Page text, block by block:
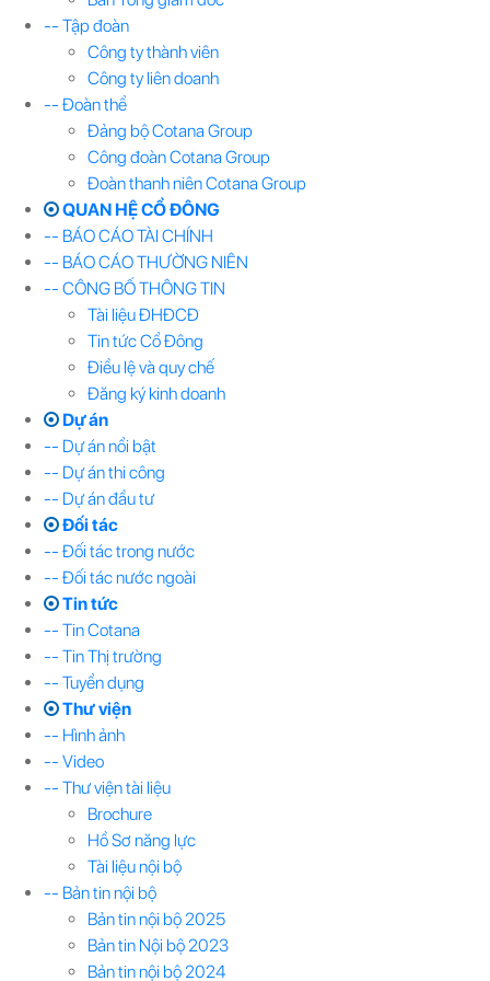
-- Tập đoàn
Công ty thành viên
Công ty liên doanh
-- Đoàn thể
Đảng bộ Cotana Group
Công đoàn Cotana Group
Đoàn thanh niên Cotana Group
QUAN HỆ CỔ ĐÔNG
-- BÁO CÁO TÀI CHÍNH
-- BÁO CÁO THƯỜNG NIÊN
-- CÔNG BỐ THÔNG TIN
Tài liệu ĐHĐCĐ
Tin tức Cổ Đông
Điều lệ và quy chế
Đăng ký kinh doanh
Dự án
-- Dự án nổi bật
-- Dự án thi công
-- Dự án đầu tư
Đối tác
-- Đối tác trong nước
-- Đối tác nước ngoài
Tin tức
-- Tin Cotana
-- Tin Thị trường
-- Tuyển dụng
Thư viện
-- Hình ảnh
-- Video
-- Thư viện tài liệu
Brochure
Hồ Sơ năng lực
Tài liệu nội bộ
-- Bản tin nội bộ
Bản tin nội bộ 2025
Bản tin Nội bộ 2023
Bản tin nội bộ 2024